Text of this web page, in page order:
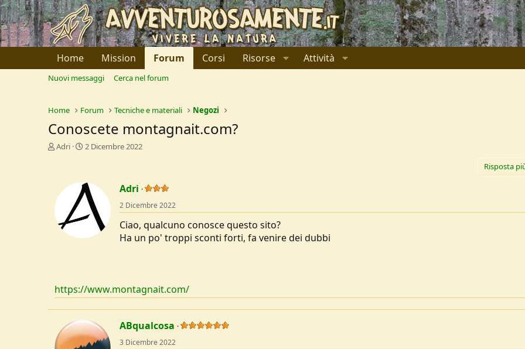
Home Mission Forum Corsi Risorse Attività
Nuovi messaggi Cerca nel forum
Home Forum Tecniche e materiali Negozi
Conoscete montagnait.com?
C
o
e
D
s
e
Adri
D
d
i
n
z
2 Dicembre 2022
Risposta
Adri
2 Dicembre 2022
Ciao, qualcuno conosce questo sito?
Ha un po' troppi sconti forti, fa venire dei dubbi
https://www.montagnait.com/
ABqualcosa
3 Dicembre 2022